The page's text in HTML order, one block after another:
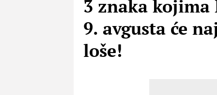
3 znaka kojima
9. avgusta će
loše!